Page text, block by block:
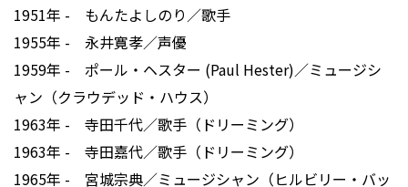
1951年 - もんたよしのり／歌手
1955年 - 永井寛孝／声優
1959年 - ポール・ヘスター (Paul Hester)／ミュージシ
ャン（クラウデッド・ハウス）
1963年 - 寺田千代／歌手（ドリーミング）
1963年 - 寺田嘉代／歌手（ドリーミング）
1965年 - 宮城宗典／ミュージシャン（ヒルビリー・バッ